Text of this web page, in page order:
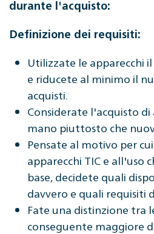
durante l'acquisto:
Definizione dei requisiti:
Utilizzate le apparecchi
e riducete al minimo il
acquisti.
Considerate l'acquisto di
mano piuttosto che
Pensate al motivo per
apparecchi TIC e all'uso
base, decidete quali
davvero e quali requisiti
Fate una distinzione tra
conseguente maggiore